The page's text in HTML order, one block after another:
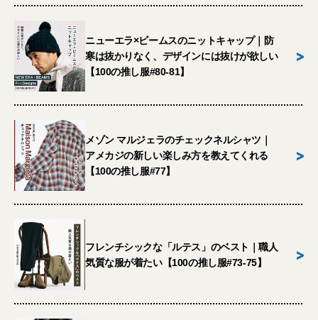
ニューエラ×ビームスのニットキャップ｜防
寒は抜かりなく、デザインには抜けが欲しい
【100の推し服#80-81】
>
メゾン マルジェラのチェックネルシャツ｜
アメカジの新しい楽しみ方を教えてくれる
【100の推し服#77】
>
フレンチシックな「ルテス」のベスト｜職人
気質な服が着たい【100の推し服#73-75】
>